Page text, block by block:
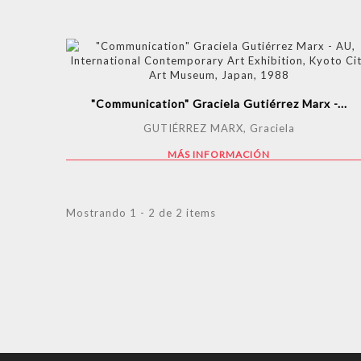
"Communication" Graciela Gutiérrez Marx -...
GUTIÉRREZ MARX, Graciela
MÁS INFORMACIÓN
Mostrando 1 - 2 de 2 items